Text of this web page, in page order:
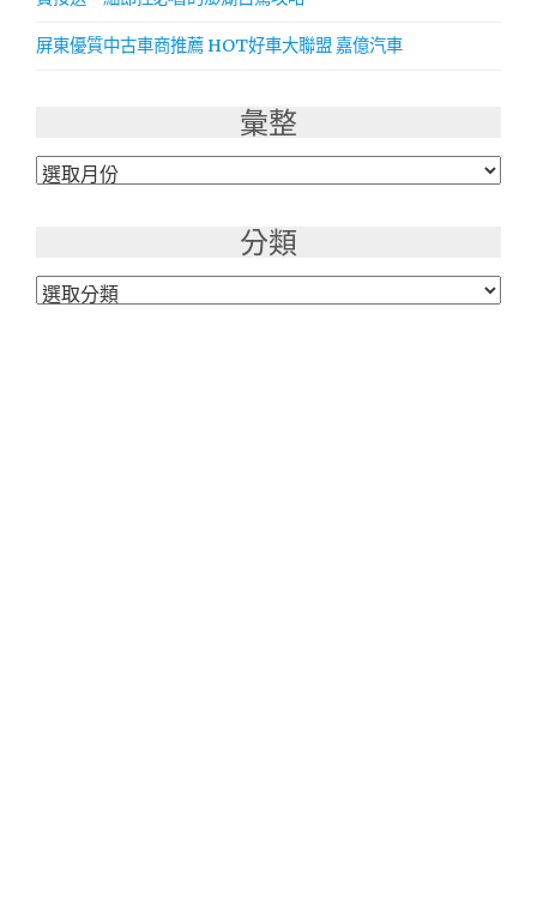
屏東優質中古車商推薦 HOT好車大聯盟 嘉億汽車
彙整
彙
分類
分